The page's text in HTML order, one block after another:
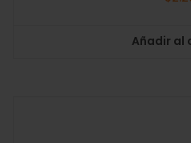
Añadir al